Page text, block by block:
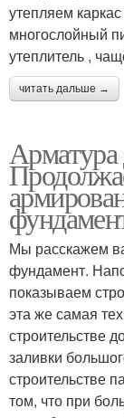
утепляем
многослойный
утеплитель ,
читать дальше →
Арматура
Мы расскажем
фундамент.
показываем
эта же самая
строительстве
заливки
строительстве
том, что при